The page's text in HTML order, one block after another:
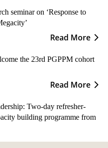
seminar on ‘Response to
Read More
the 23rd PGPPM cohort
Read More
Two-day refresher-
building programme from
Read More